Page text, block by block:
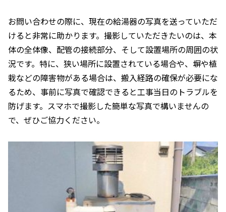
お問い合わせの際に、現在の給湯器の写真を送っていただ
けると非常に助かります。撮影していただきたいのは、本
体の全体像、配管の接続部分、そして設置場所の周囲の状
況です。特に、狭い場所に設置されている場合や、塀や植
栽などの障害物がある場合は、搬入経路の確保が必要にな
るため、事前に写真で確認できると工事当日のトラブルを
防げます。スマホで撮影した簡単な写真で構いませんの
で、ぜひご協力ください。